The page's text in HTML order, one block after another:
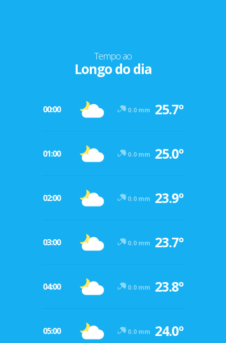
Tempo ao
Longo do dia
00:00 0.0 mm 25.7º
01:00 0.0 mm 25.0º
02:00 0.0 mm 23.9º
03:00 0.0 mm 23.7º
04:00 0.0 mm 23.8º
05:00 0.0 mm 24.0º